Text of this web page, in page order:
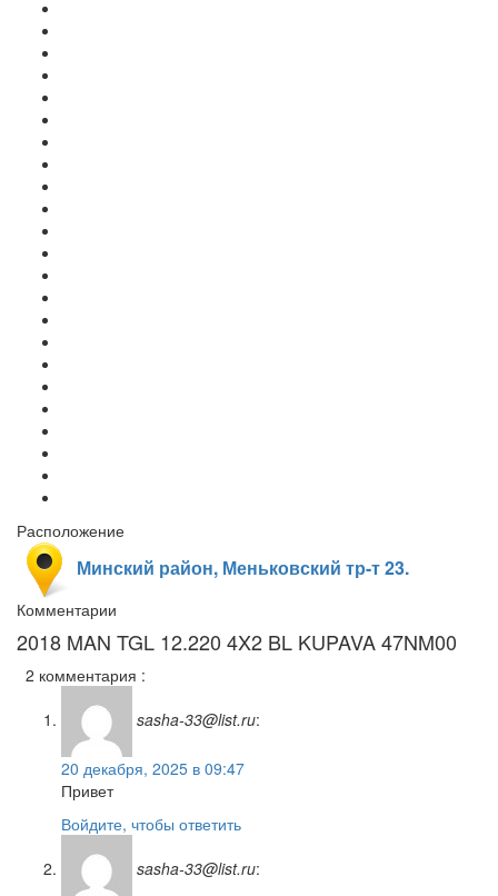
Расположение
Минский район, Меньковский тр-т 23.
Комментарии
2018 MAN TGL 12.220 4X2 BL KUPAVA 47NM00
2 комментария :
sasha-33@list.ru:
20 декабря, 2025 в 09:47
Привет
Войдите, чтобы ответить
sasha-33@list.ru: